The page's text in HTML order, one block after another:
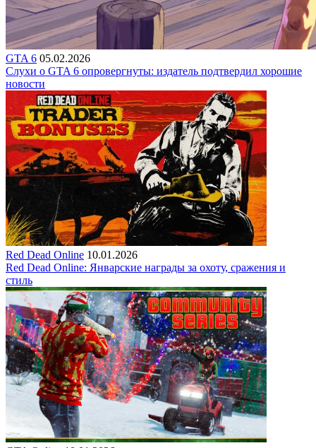
GTA 6 05.02.2026
Слухи о GTA 6 опровергнуты: издатель подтвердил хорошие
новости
Red Dead Online 10.01.2026
Red Dead Online: Январские награды за охоту, сражения и
стиль